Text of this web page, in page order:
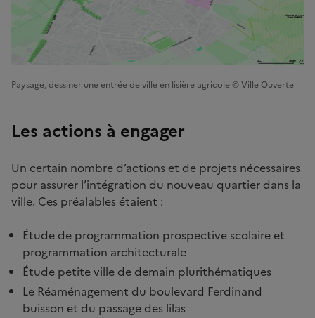
Paysage, dessiner une entrée de ville en lisière agricole © Ville Ouverte
Les actions à engager
Un certain nombre d’actions et de projets nécessaires
pour assurer l’intégration du nouveau quartier dans la
ville. Ces préalables étaient :
Étude de programmation prospective scolaire et
programmation architecturale
Étude petite ville de demain plurithématiques
Le Réaménagement du boulevard Ferdinand
buisson et du passage des lilas